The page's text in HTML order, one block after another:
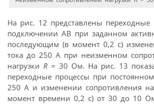
На рис. 12 представлены переходные
подключении АВ при заданном
последующим (в момент 0,2 с)
тока до 250 А при неизменном
нагрузки R = 30 Oм. На рис. 13
переходные процессы при
250 А и изменении сопротивления
момент времени 0,2 с) от 30 до 10